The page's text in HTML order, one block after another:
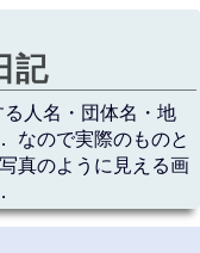
記
人名・団体名・地
なので実際のものと
真のように見える画